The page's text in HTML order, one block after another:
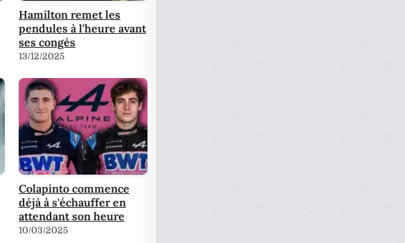
Hamilton remet les
pendules à l'heure avant
ses congés
13/12/2025
Colapinto commence
déjà à s'échauffer en
attendant son heure
10/03/2025